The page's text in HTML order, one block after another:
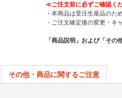
≪ご注文前に必ずご確認く
・本商品は受注生産品のた
・ご注文確定後の変更・キ
「商品説明」および「その
その他・商品に関するご注意